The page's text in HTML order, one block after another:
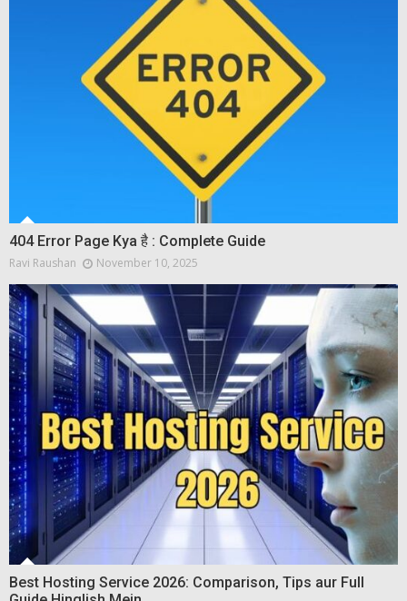
404 Error Page Kya है : Complete Guide
Ravi Raushan November 10, 2025
Best Hosting Service 2026: Comparison, Tips aur Full